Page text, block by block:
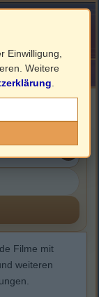
Filme mit
weiteren
Einwilligung,
Weitere